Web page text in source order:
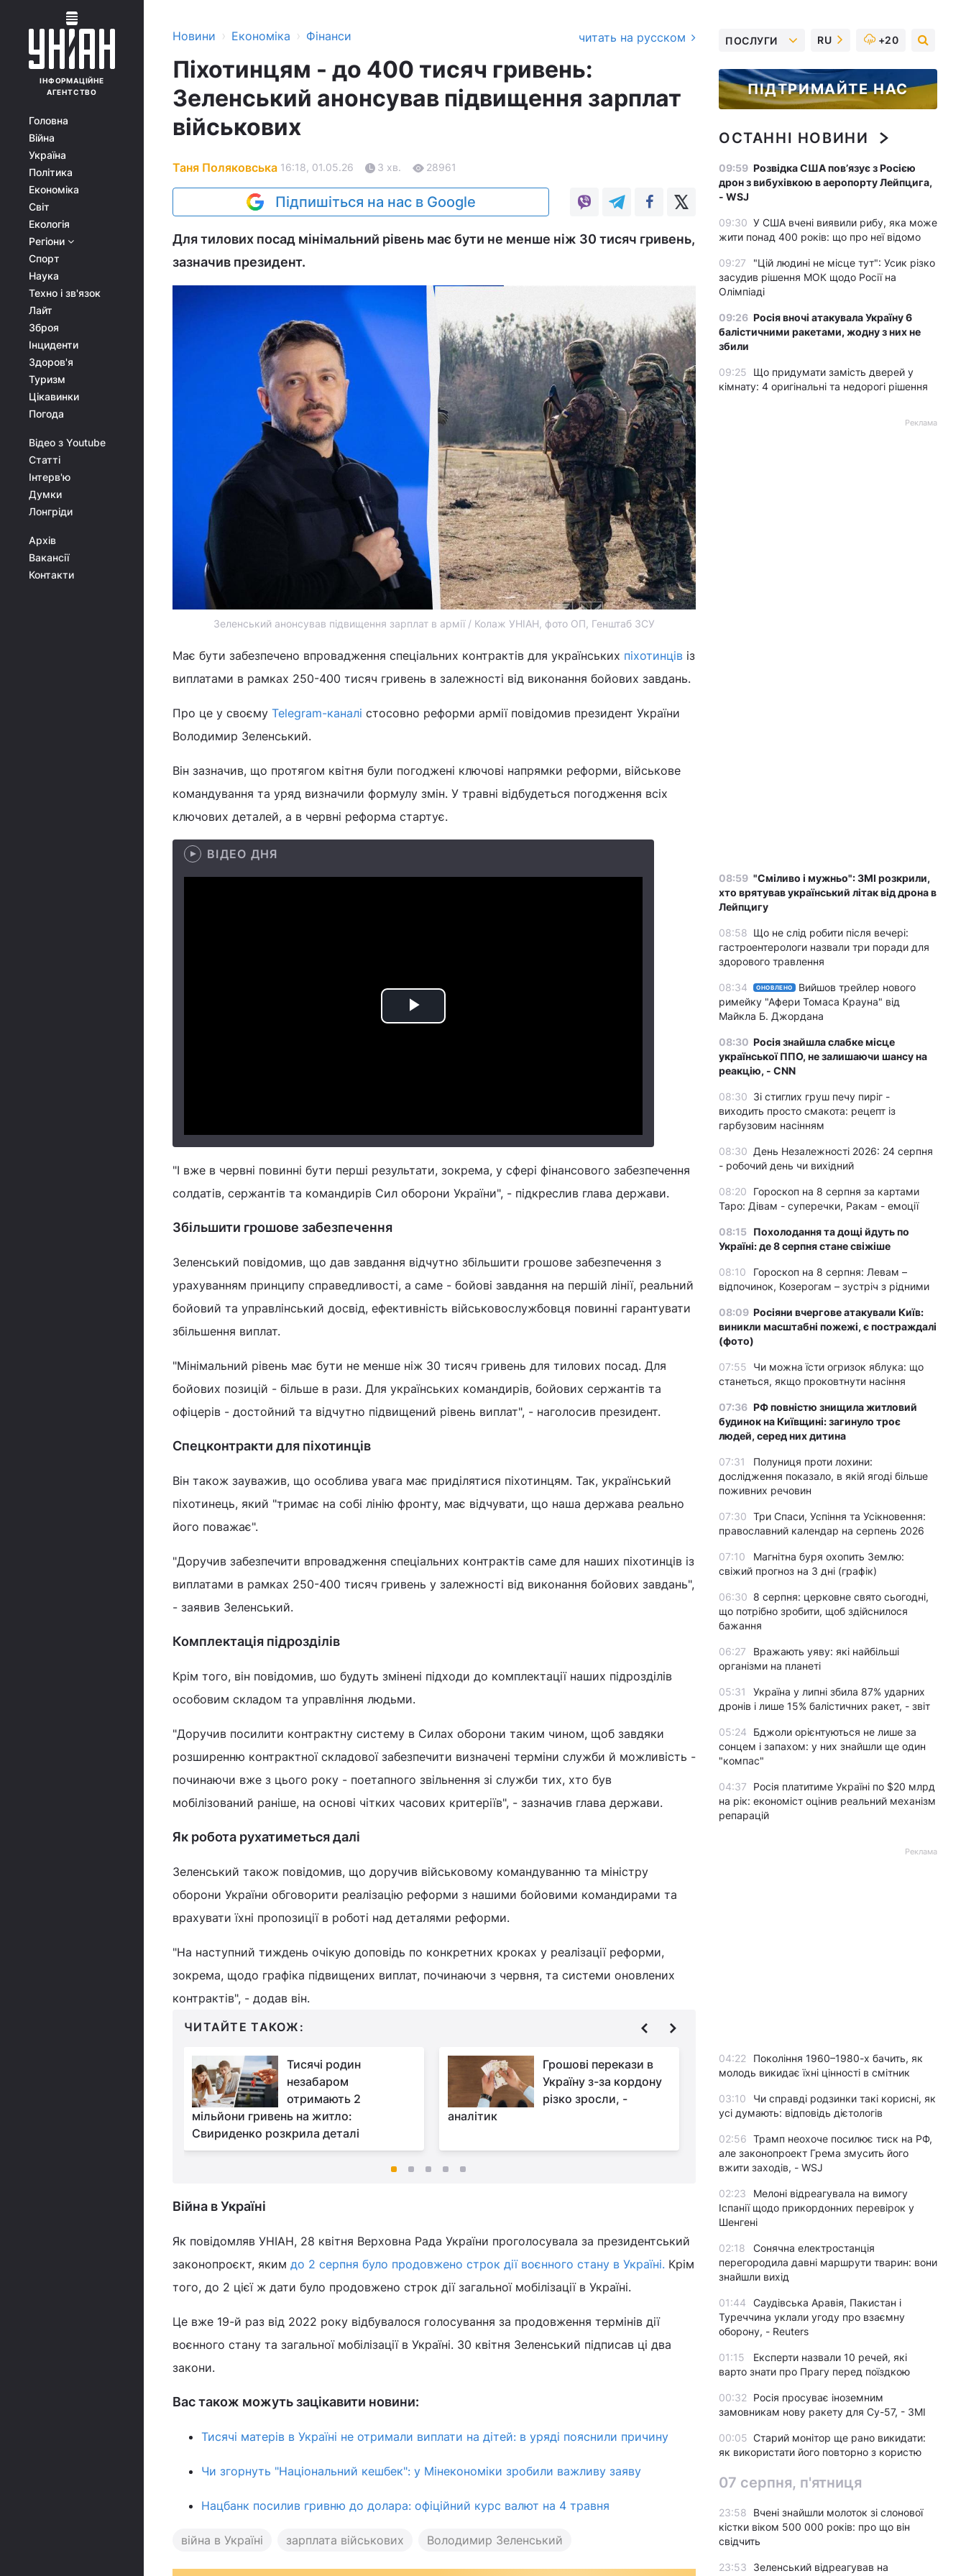
ІНФОРМАЦІЙНЕ
АГЕНТСТВО
Головна
Війна
Україна
Політика
Економіка
Світ
Екологія
Регіони
Спорт
Наука
Техно і зв'язок
Лайт
Зброя
Інциденти
Здоров'я
Туризм
Цікавинки
Погода
Відео з Youtube
Статті
Інтерв'ю
Думки
Лонгріди
Архів
Вакансії
Контакти
Новини › Економіка › Фінанси читать на русском
Піхотинцям - до 400 тисяч гривень:
Зеленський анонсував підвищення зарплат
військових
Таня Поляковська 16:18, 01.05.26 3 хв. 28961
Підпишіться на нас в Google
Для тилових посад мінімальний рівень має бути не менше ніж 30 тисяч гривень,
зазначив президент.
Зеленський анонсував підвищення зарплат в армії / Колаж УНІАН, фото ОП, Генштаб ЗСУ
Має бути забезпечено впровадження спеціальних контрактів для українських піхотинців із
виплатами в рамках 250-400 тисяч гривень в залежності від виконання бойових завдань.
Про це у своєму Telegram-каналі стосовно реформи армії повідомив президент України
Володимир Зеленський.
Він зазначив, що протягом квітня були погоджені ключові напрямки реформи, військове
командування та уряд визначили формулу змін. У травні відбудеться погодження всіх
ключових деталей, а в червні реформа стартує.
ВІДЕО ДНЯ
Play
"І вже в червні повинні бути перші результати, зокрема, у сфері фінансового забезпечення
солдатів, сержантів та командирів Сил оборони України", - підкреслив глава держави.
Збільшити грошове забезпечення
Зеленський повідомив, що дав завдання відчутно збільшити грошове забезпечення з
урахуванням принципу справедливості, а саме - бойові завдання на першій лінії, реальний
бойовий та управлінський досвід, ефективність військовослужбовця повинні гарантувати
збільшення виплат.
"Мінімальний рівень має бути не менше ніж 30 тисяч гривень для тилових посад. Для
бойових позицій - більше в рази. Для українських командирів, бойових сержантів та
офіцерів - достойний та відчутно підвищений рівень виплат", - наголосив президент.
Спецконтракти для піхотинців
Він також зауважив, що особлива увага має приділятися піхотинцям. Так, український
піхотинець, який "тримає на собі лінію фронту, має відчувати, що наша держава реально
його поважає".
"Доручив забезпечити впровадження спеціальних контрактів саме для наших піхотинців із
виплатами в рамках 250-400 тисяч гривень у залежності від виконання бойових завдань",
- заявив Зеленський.
Комплектація підрозділів
Крім того, він повідомив, шо будуть змінені підходи до комплектації наших підрозділів
особовим складом та управління людьми.
"Доручив посилити контрактну систему в Силах оборони таким чином, щоб завдяки
розширенню контрактної складової забезпечити визначені терміни служби й можливість -
починаючи вже з цього року - поетапного звільнення зі служби тих, хто був
мобілізований раніше, на основі чітких часових критеріїв", - зазначив глава держави.
Як робота рухатиметься далі
Зеленський також повідомив, що доручив військовому командуванню та міністру
оборони України обговорити реалізацію реформи з нашими бойовими командирами та
врахувати їхні пропозиції в роботі над деталями реформи.
"На наступний тиждень очікую доповідь по конкретних кроках у реалізації реформи,
зокрема, щодо графіка підвищених виплат, починаючи з червня, та системи оновлених
контрактів", - додав він.
ЧИТАЙТЕ ТАКОЖ:
Тисячі родин
незабаром
отримають 2
мільйони гривень на житло:
Свириденко розкрила деталі
Грошові перекази в
Україну з-за кордону
різко зросли, -
аналітик
Курс валют у
"ПриватБанку":
скільки коштує долар
у п'ятницю
Війна в Україні
Як повідомляв УНІАН, 28 квітня Верховна Рада України проголосувала за президентський
законопроєкт, яким до 2 серпня було продовжено строк дії воєнного стану в Україні. Крім
того, до 2 цієї ж дати було продовжено строк дії загальної мобілізації в Україні.
Це вже 19-й раз від 2022 року відбувалося голосування за продовження термінів дії
воєнного стану та загальної мобілізації в Україні. 30 квітня Зеленський підписав ці два
закони.
Вас також можуть зацікавити новини:
Тисячі матерів в Україні не отримали виплати на дітей: в уряді пояснили причину
Чи згорнуть "Національний кешбек": у Мінекономіки зробили важливу заяву
Нацбанк посилив гривню до долара: офіційний курс валют на 4 травня
війна в Україні зарплата військових Володимир Зеленський
ПОСЛУГИ RU +20
ПІДТРИМАЙТЕ НАС
ОСТАННІ НОВИНИ
09:59 Розвідка США пов’язує з Росією
дрон з вибухівкою в аеропорту Лейпцига,
- WSJ
09:30 У США вчені виявили рибу, яка може
жити понад 400 років: що про неї відомо
09:27
"Цій людині не місце тут": Усик різко
засудив рішення МОК щодо Росії на
Олімпіаді
09:26 Росія вночі атакувала Україну 6
балістичними ракетами, жодну з них не
збили
09:25
Що придумати замість дверей у
кімнату: 4 оригінальні та недорогі рішення
Реклама
08:59 "Сміливо і мужньо": ЗМІ розкрили,
хто врятував український літак від дрона в
Лейпцигу
08:58 Що не слід робити після вечері:
гастроентерологи назвали три поради для
здорового травлення
08:34 ОНОВЛЕНО
Вийшов трейлер нового
римейку "Афери Томаса Крауна" від
Майкла Б. Джордана
08:30 Росія знайшла слабке місце
української ППО, не залишаючи шансу на
реакцію, - CNN
08:30 Зі стиглих груш печу пиріг -
виходить просто смакота: рецепт із
гарбузовим насінням
08:30 День Незалежності 2026: 24 серпня
- робочий день чи вихідний
08:20
Гороскоп на 8 серпня за картами
Таро: Дівам - суперечки, Ракам - емоції
08:15 Похолодання та дощі йдуть по
Україні: де 8 серпня стане свіжіше
08:10
Гороскоп на 8 серпня: Левам –
відпочинок, Козерогам – зустріч з рідними
08:09 Росіяни вчергове атакували Київ:
виникли масштабні пожежі, є постраждалі
(фото)
07:55
Чи можна їсти огризок яблука: що
станеться, якщо проковтнути насіння
07:36 РФ повністю знищила житловий
будинок на Київщині: загинуло троє
людей, серед них дитина
07:31
Полуниця проти лохини:
дослідження показало, в якій ягоді більше
поживних речовин
07:30 Три Спаси, Успіння та Усікновення:
православний календар на серпень 2026
07:10
Магнітна буря охопить Землю:
свіжий прогноз на 3 дні (графік)
06:30 8 серпня: церковне свято сьогодні,
що потрібно зробити, щоб здійснилося
бажання
06:27
Вражають уяву: які найбільші
організми на планеті
05:31
Україна у липні збила 87% ударних
дронів і лише 15% балістичних ракет, - звіт
05:24
Бджоли орієнтуються не лише за
сонцем і запахом: у них знайшли ще один
"компас"
04:37
Росія платитиме Україні по $20 млрд
на рік: економіст оцінив реальний механізм
репарацій
Реклама
04:22
Покоління 1960–1980-х бачить, як
молодь викидає їхні цінності в смітник
03:10
Чи справді родзинки такі корисні, як
усі думають: відповідь дієтологів
02:56 Трамп неохоче посилює тиск на РФ,
але законопроект Грема змусить його
вжити заходів, - WSJ
02:23
Мелоні відреагувала на вимогу
Іспанії щодо прикордонних перевірок у
Шенгені
02:18
Сонячна електростанція
перегородила давні маршрути тварин: вони
знайшли вихід
01:44
Саудівська Аравія, Пакистан і
Туреччина уклали угоду про взаємну
оборону, - Reuters
01:15
Експерти назвали 10 речей, які
варто знати про Прагу перед поїздкою
00:32
Росія просуває іноземним
замовникам нову ракету для Су-57, - ЗМІ
00:05 Старий монітор ще рано викидати:
як використати його повторно з користю
07 серпня, п'ятниця
23:58
Вчені знайшли молоток зі слонової
кістки віком 500 000 років: про що він
свідчить
23:53
Зеленський відреагував на